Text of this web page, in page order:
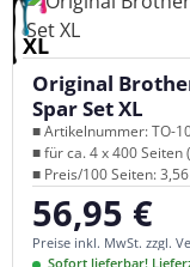
XL
Original
Spar Set XL
■ Artikelnummer: TO-
■ für ca. 4 x 400 Seiten
■ Preis/100 Seiten:
Regulärer Preis:
56,95 €
Preise inkl. MwSt. zzgl.
Sofort lieferbar!